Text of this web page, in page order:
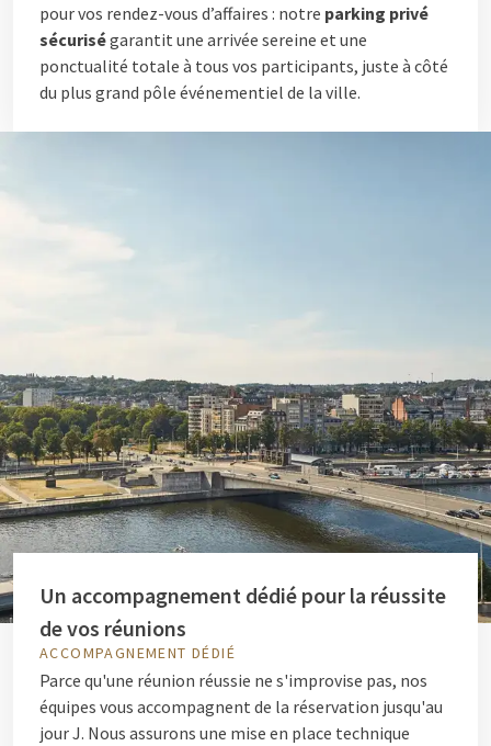
pour vos rendez-vous d’affaires : notre parking privé
sécuriségarantit une arrivée sereine et une
ponctualité totale à tous vos participants, juste à côté
du plus grand pôle événementiel de la ville.
Un accompagnement dédié pour la réussite
de vos réunions
ACCOMPAGNEMENT DÉDIÉ
Parce qu'une réunion réussie ne s'improvise pas, nos
équipes vous accompagnent de la réservation jusqu'au
jour J. Nous assurons une mise en place technique